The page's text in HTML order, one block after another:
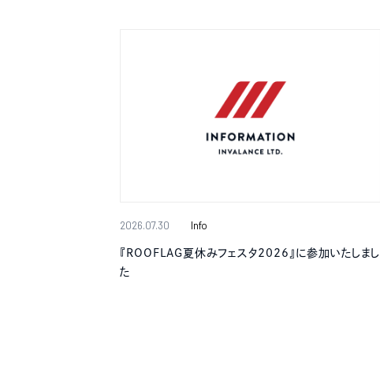
2026.07.30 Info
『ROOFLAG夏休みフェスタ2026』に参加いたしまし
た